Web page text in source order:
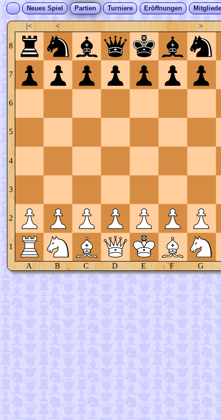
Neues Spiel Partien Turniere Eröffnungen
|< < >
8
7
6
5
4
3
2
1
A B C D E F G